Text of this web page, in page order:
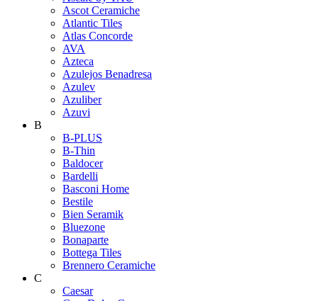
Ascot Ceramiche
Atlantic Tiles
Atlas Concorde
AVA
Azteca
Azulejos Benadresa
Azulev
Azuliber
Azuvi
B
B-PLUS
B-Thin
Baldocer
Bardelli
Basconi Home
Bestile
Bien Seramik
Bluezone
Bonaparte
Bottega Tiles
Brennero Ceramiche
C
Caesar